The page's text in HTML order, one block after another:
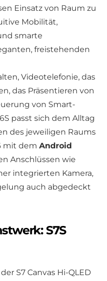
Einsatz von Raum zu
Mobilität,
smarte
freistehenden
Videotelefonie, das
das Präsentieren von
von Smart-
passt sich dem Alltag
des jeweiligen Raums
mit dem Android
Anschlüssen wie
integrierten Kamera,
auch abgedeckt
S7S
S7 Canvas Hi-QLED